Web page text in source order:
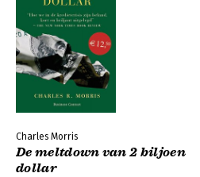
Charles Morris
De meltdown van 2 biljoen
dollar